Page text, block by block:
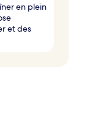
en plein
et des